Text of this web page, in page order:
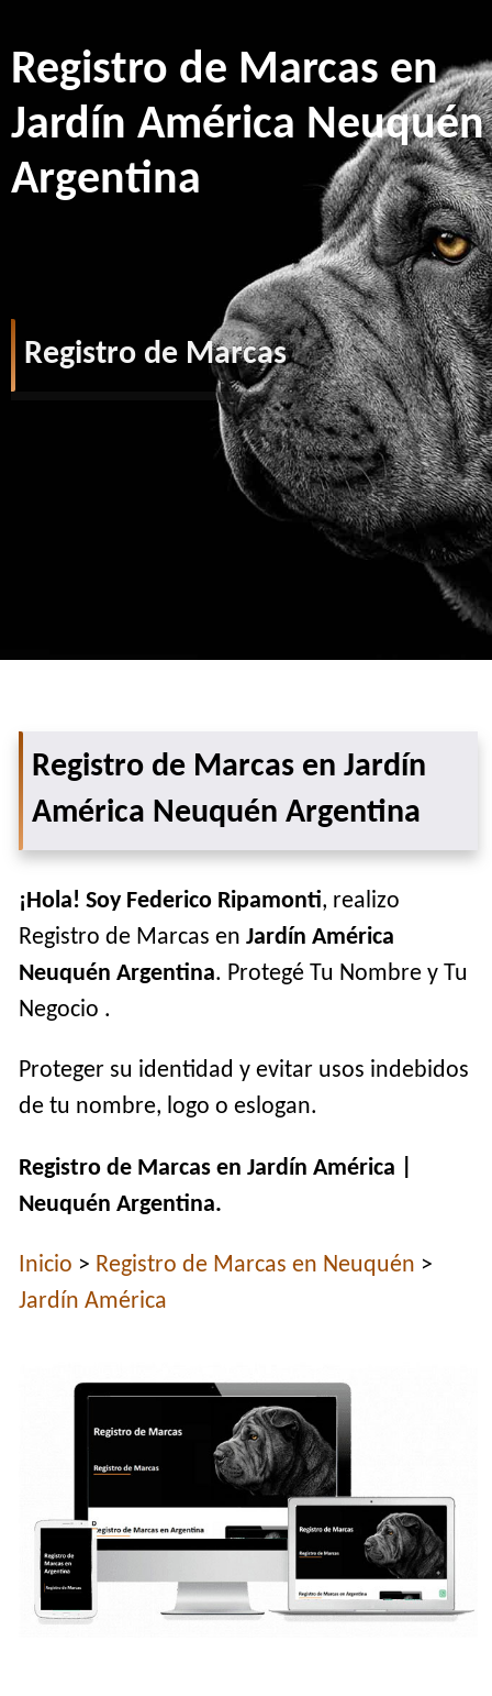
Registro de Marcas en
Jardín América Neuquén
Argentina
Registro de Marcas
Registro de Marcas en Jardín
América Neuquén Argentina
¡Hola! Soy Federico Ripamonti, realizo
Registro de Marcas enJardín América
Neuquén Argentina. Protegé Tu Nombre y Tu
Negocio .
Proteger su identidad y evitar usos indebidos
de tu nombre, logo o eslogan.
Registro de Marcas en Jardín América |
Neuquén Argentina.
Inicio > Registro de Marcas en Neuquén >
Jardín América